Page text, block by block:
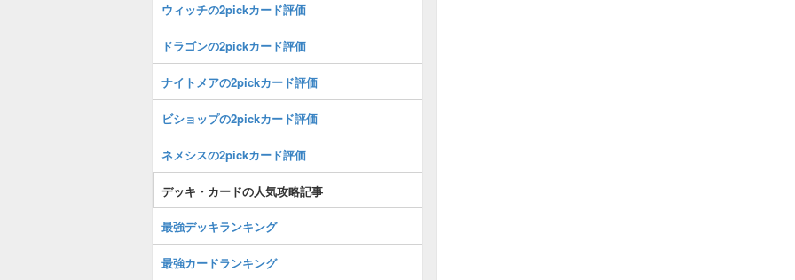
ウィッチの2pickカード評価
ドラゴンの2pickカード評価
ナイトメアの2pickカード評価
ビショップの2pickカード評価
ネメシスの2pickカード評価
デッキ・カードの人気攻略記事
最強デッキランキング
最強カードランキング